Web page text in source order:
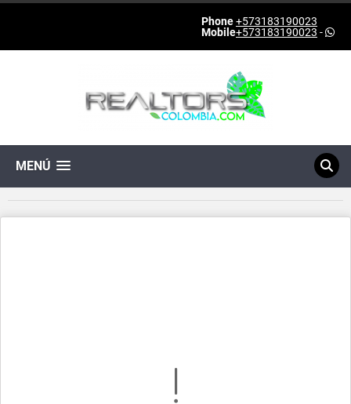
Phone+573183190023
Mobile+573183190023 -
MENÚ